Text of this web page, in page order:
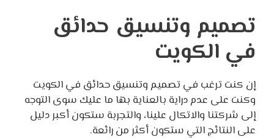
تصميم وتنسيق حدائق
في الكويت
إن كنت ترغب في تصميم وتنسيق حدائق في الكويت
وكنت على عدم دراية بالعناية بها ما عليك سوى التوجه
إلى شركتنا والاتكال علينا، والتجربة ستكون أكبر دليل
على النتائج التي ستكون أكثر من رائعة.